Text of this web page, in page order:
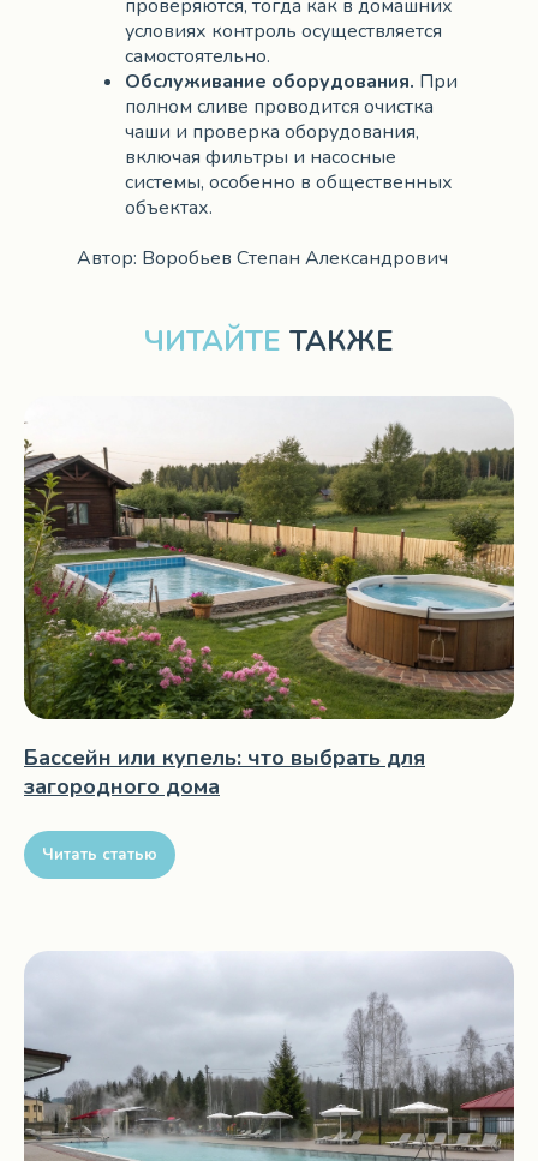
проверяются, тогда как в домашних
условиях контроль осуществляется
самостоятельно.
Обслуживание оборудования. При
полном сливе проводится очистка
чаши и проверка оборудования,
включая фильтры и насосные
системы, особенно в общественных
объектах.
Автор: Воробьев Степан Александрович
ЧИТАЙТЕ ТАКЖЕ
Бассейн или купель: что выбрать для
загородного дома
Читать статью